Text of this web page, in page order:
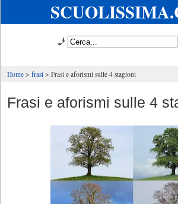
🧞
Home frasi Frasi e aforismi sulle 4 stagioni
Frasi e aforismi sulle 4